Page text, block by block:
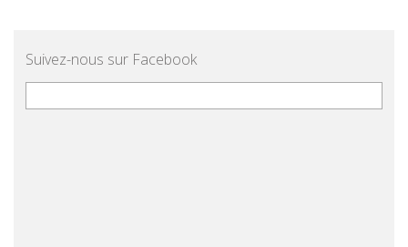
Suivez-nous sur Facebook